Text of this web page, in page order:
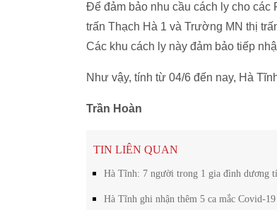
Để đảm bảo nhu cầu cách ly cho các
trấn Thạch Hà 1 và Trường MN thị
Các khu cách ly này đảm bảo tiếp
Như vậy, tính từ 04/6 đến nay, Hà
Trần Hoàn
TIN LIÊN QUAN
Hà Tĩnh: 7 người trong 1 gia đình dương
Hà Tĩnh ghi nhận thêm 5 ca mắc Covid-